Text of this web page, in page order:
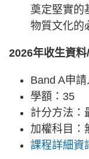
奠定堅實的
物質文化的
2026年收生資料
Band A申
學額：35
計分方法：
加權科目：
課程詳細資